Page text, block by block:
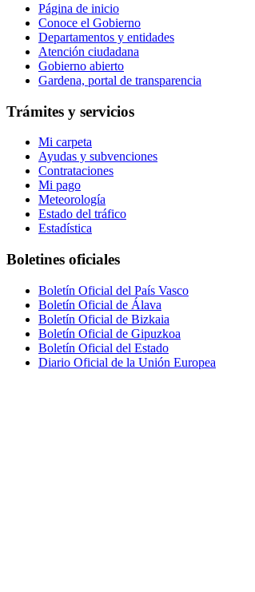
Página de inicio
Conoce el Gobierno
Departamentos y entidades
Atención ciudadana
Gobierno abierto
Gardena, portal de transparencia
Trámites y servicios
Mi carpeta
Ayudas y subvenciones
Contrataciones
Mi pago
Meteorología
Estado del tráfico
Estadística
Boletines oficiales
Boletín Oficial del País Vasco
Boletín Oficial de Álava
Boletín Oficial de Bizkaia
Boletín Oficial de Gipuzkoa
Boletín Oficial del Estado
Diario Oficial de la Unión Europea